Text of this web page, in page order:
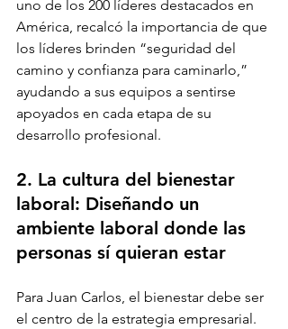
uno de los 200 líderes destacados en
América, recalcó la importancia de que
los líderes brinden “seguridad del
camino y confianza para caminarlo,”
ayudando a sus equipos a sentirse
apoyados en cada etapa de su
desarrollo profesional.
2. La cultura del bienestar
laboral: Diseñando un
ambiente laboral donde las
personas sí quieran estar
Para Juan Carlos, el bienestar debe ser
el centro de la estrategia empresarial.